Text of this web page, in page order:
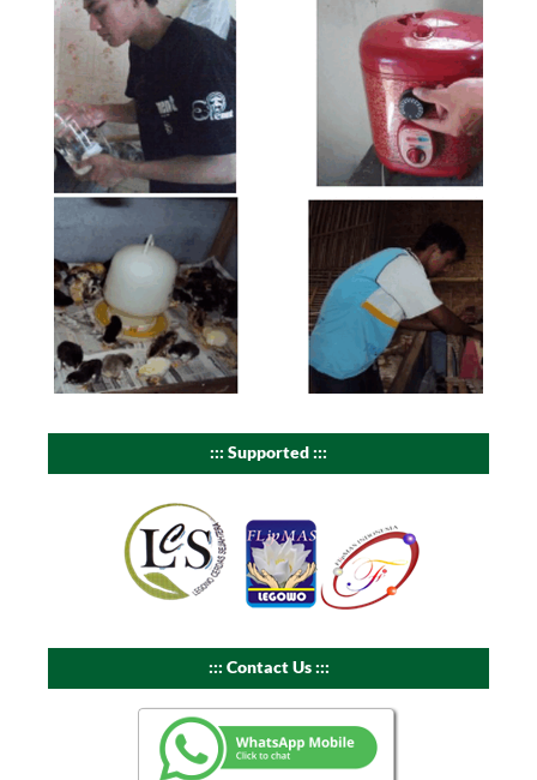
::: Supported :::
::: Contact Us :::